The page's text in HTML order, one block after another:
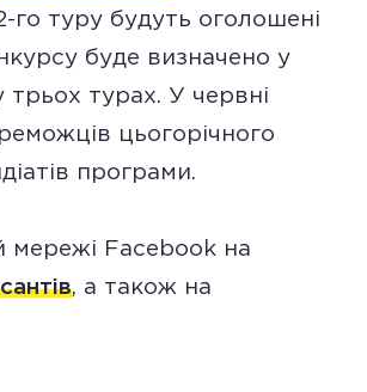
го туру будуть оголошені
буде визначено у
трьох турах. У червні
цьогорічного
програми.
мережі Facebook на
, а також на